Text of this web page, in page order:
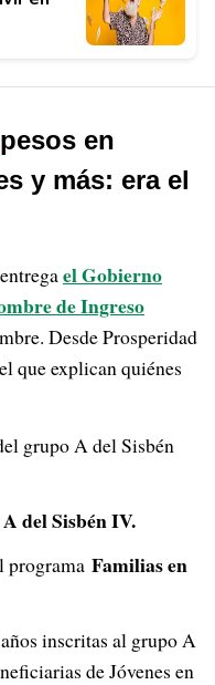
pesos en
y más: era el
el Gobierno
de Ingreso
Desde Prosperidad
que explican quiénes
grupo A del Sisbén
del Sisbén IV.
programa Familias en
inscritas al grupo A
de Jóvenes en